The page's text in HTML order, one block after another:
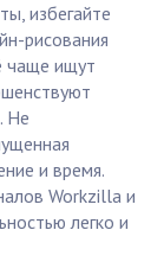
избегайте
рисования
чаще ищут
Не
и время.
Workzilla и
легко и